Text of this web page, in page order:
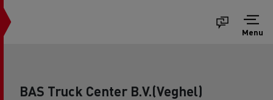
Menu
BAS Truck Center B.V.(Veghel)